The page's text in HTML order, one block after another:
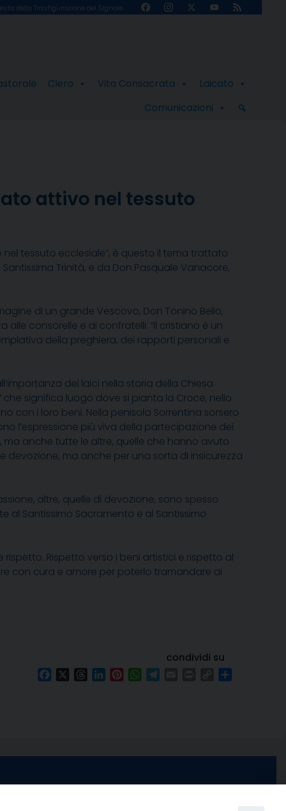
della Trasfigurazione del Signore FacebookInstagram
X
YouTube
Feed
Clero Vita Consacrata
Laicato
Comunicazioni
attivo nel tessuto
tessuto ecclesiale”, è questo il tema trattato
Trinità, e da Don Pasquale Vanacore,
di un grande Vescovo, Don Tonino Bello,
consorelle e ai confratelli: “il cristiano è un
della preghiera, dei rapporti personali e
dei laici nella storia della Chiesa
che significa luogo dove si pianta la Croce, nello
con i loro beni. Nella penisola Sorrentina sorsero
l’espressione più viva della partecipazione dei
ma anche tutte le altre, quelle che hanno avuto
ma anche per una sorta di insicurezza
altre, quelle di devozione, sono spesso
Santissimo Sacramento e al Santissimo
Rispetto verso i beni artistici e rispetto al
con cura e amore per poterlo tramandare ai
condividi su
FacebookThreadsLinkedInPinterestWhatsApp
Copy